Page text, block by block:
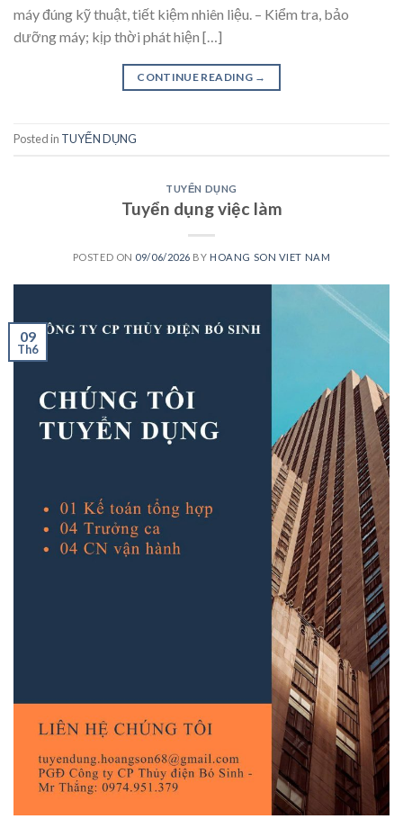
máy đúng kỹ thuật, tiết kiệm nhiên liệu. – Kiểm tra, bảo
dưỡng máy; kịp thời phát hiện […]
CONTINUE READING →
Posted in TUYỂN DỤNG
TUYỂN DỤNG
Tuyển dụng việc làm
POSTED ON 09/06/2026 BY HOANG SON VIET NAM
09
Th6